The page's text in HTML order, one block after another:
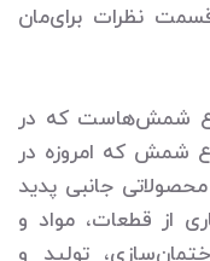
نظرات برای‌مان
شمش‌هاست که در
شمش که امروزه در
جانبی پدید
از قطعات، مواد و
تولید و